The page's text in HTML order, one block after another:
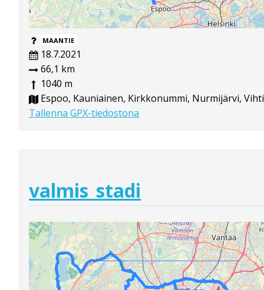
MAANTIE
18.7.2021
66,1 km
1040 m
Espoo, Kauniainen, Kirkkonummi, Nurmijärvi, Vihti
Tallenna GPX-tiedostona
valmis_stadi